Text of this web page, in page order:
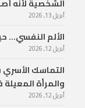
الشخصية لأنه
أبريل 13, 2026
الألم النفسي…
أبريل 12, 2026
التماسك
والمرأة
أبريل 12, 2026